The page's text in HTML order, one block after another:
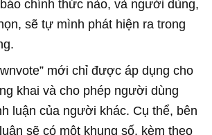
chính thức nào, và người dùng,
sẽ tự mình phát hiện ra trong
mới chỉ được áp dụng cho
khai và cho phép người dùng
luận của người khác. Cụ thể, bên
sẽ có một khung số, kèm theo